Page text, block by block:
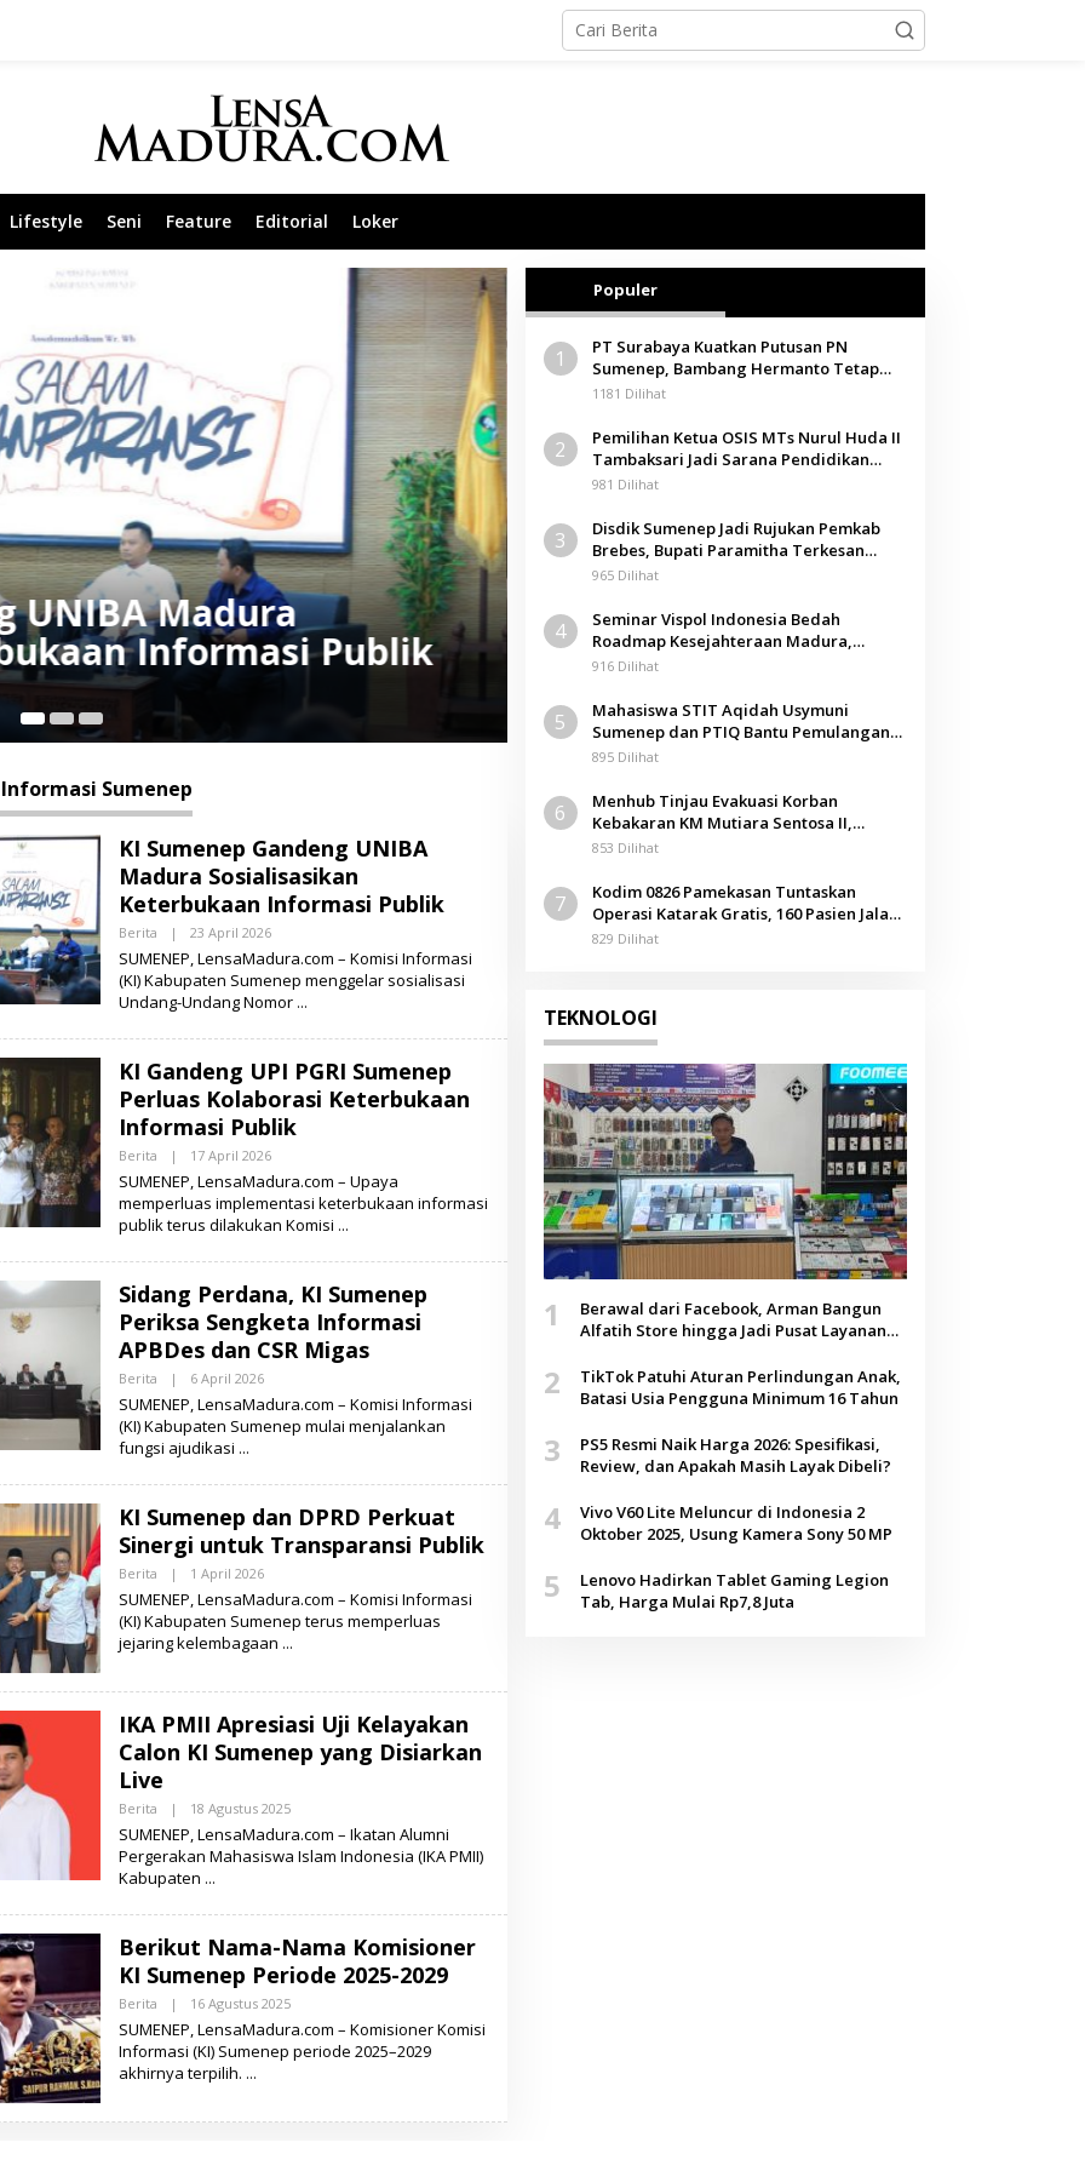
Lifestyle Seni Feature Editorial Loker
Sumenep Perluas
Informasi Publik
Berita
Sidang Perdana, KI Sumenep
Informasi APBDes dan CSR
Sumenep
KI Sumenep Gandeng UNIBA
Madura Sosialisasikan
Keterbukaan Informasi Publik
Berita | 23 April 2026O
L
E
H
L
A
M
A
D
U
R
SUMENEP, LensaMadura.com – Komisi Informasi
(KI) Kabupaten Sumenep menggelar sosialisasi
Undang-Undang Nomor
KI Gandeng UPI PGRI Sumenep
Perluas Kolaborasi Keterbukaan
Informasi Publik
Berita | 17 April 2026O
L
E
H
L
A
M
A
D
U
SUMENEP, LensaMadura.com – Upaya
memperluas implementasi keterbukaan informasi
publik terus dilakukan Komisi
Sidang Perdana, KI Sumenep
Periksa Sengketa Informasi
APBDes dan CSR Migas
Berita | 6 April 2026O
E
H
A
M
A
U
R
A
SUMENEP, LensaMadura.com – Komisi Informasi
(KI) Kabupaten Sumenep mulai menjalankan
fungsi ajudikasi
KI Sumenep dan DPRD Perkuat
Sinergi untuk Transparansi Publik
Berita | 1 April 2026O
E
H
L
S
M
D
A
SUMENEP, LensaMadura.com – Komisi Informasi
(KI) Kabupaten Sumenep terus memperluas
jejaring kelembagaan
IKA PMII Apresiasi Uji Kelayakan
Calon KI Sumenep yang Disiarkan
Live
Berita | 18 Agustus 2025O
E
H
A
M
A
U
R
A
SUMENEP, LensaMadura.com – Ikatan Alumni
Pergerakan Mahasiswa Islam Indonesia (IKA PMII)
Kabupaten
Berikut Nama-Nama Komisioner
KI Sumenep Periode 2025-2029
Berita | 16 Agustus 2025O
E
H
S
SUMENEP, LensaMadura.com – Komisioner Komisi
Informasi (KI) Sumenep periode 2025–2029
akhirnya terpilih.
Populer
1
PT Surabaya Kuatkan Putusan PN
Sumenep, Bambang Hermanto Tetap
Dinyatakan Pemilik Sah Tanah di
1181 Dilihat
2
Pemilihan Ketua OSIS MTs Nurul Huda II
Tambaksari Jadi Sarana Pendidikan
Demokrasi bagi Siswa
981 Dilihat
3
Disdik Sumenep Jadi Rujukan Pemkab
Brebes, Bupati Paramitha Terkesan
Pendidikan Berbasis Budaya
965 Dilihat
4
Seminar Vispol Indonesia Bedah
Roadmap Kesejahteraan Madura,
Pendidikan dan Hilirisasi Jadi Kunci
916 Dilihat
5
Mahasiswa STIT Aqidah Usymuni
Sumenep dan PTIQ Bantu Pemulangan
Jenazah WNI Asal Aceh di Malaysia
895 Dilihat
6
Menhub Tinjau Evakuasi Korban
Kebakaran KM Mutiara Sentosa II,
Apresiasi Respons Cepat Pemkab
853 Dilihat
7
Kodim 0826 Pamekasan Tuntaskan
Operasi Katarak Gratis, 160 Pasien Jalani
Tindakan Medis
829 Dilihat
TEKNOLOGI
1
Berawal dari Facebook, Arman Bangun
Alfatih Store hingga Jadi Pusat Layanan
2
TikTok Patuhi Aturan Perlindungan Anak,
Batasi Usia Pengguna Minimum 16 Tahun
3
PS5 Resmi Naik Harga 2026: Spesifikasi,
Review, dan Apakah Masih Layak Dibeli?
4
Vivo V60 Lite Meluncur di Indonesia 2
Oktober 2025, Usung Kamera Sony 50 MP
5
Lenovo Hadirkan Tablet Gaming Legion
Tab, Harga Mulai Rp7,8 Juta